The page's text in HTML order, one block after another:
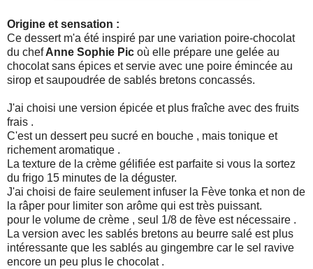
Origine et sensation :
Ce dessert m'a été inspiré par une variation poire-chocolat
du chefAnne Sophie Pic où elle prépare une gelée au
chocolat sans épices et servie avec une poire émincée au
sirop et saupoudrée de sablés bretons concassés.
J'ai choisi une version épicée et plus fraîche avec des fruits
frais .
C'est un dessert peu sucré en bouche , mais tonique et
richement aromatique .
La texture de la crème gélifiée est parfaite si vous la sortez
du frigo 15 minutes de la déguster.
J'ai choisi de faire seulement infuser la Fève tonka et non de
la râper pour limiter son arôme qui est très puissant.
pour le volume de crème , seul 1/8 de fève est nécessaire .
La version avec les sablés bretons au beurre salé est plus
intéressante que les sablés au gingembre car le sel ravive
encore un peu plus le chocolat .